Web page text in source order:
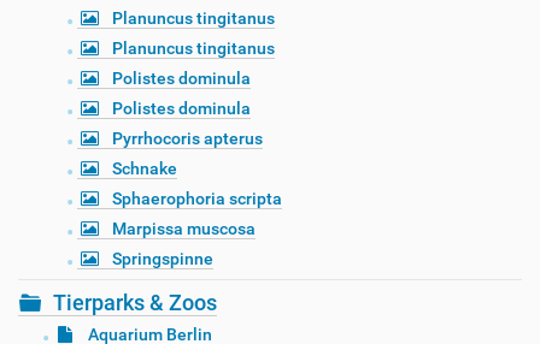
Planuncus tingitanus
Planuncus tingitanus
Polistes dominula
Polistes dominula
Pyrrhocoris apterus
Schnake
Sphaerophoria scripta
Marpissa muscosa
Springspinne
Tierparks & Zoos
Aquarium Berlin